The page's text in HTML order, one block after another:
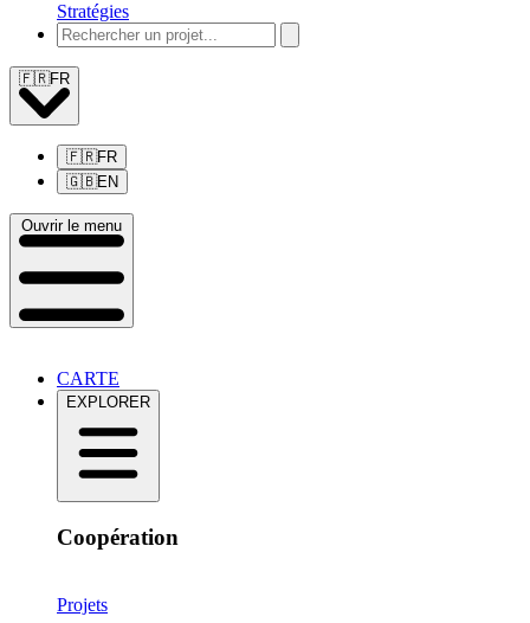
Stratégies
🇫🇷FR
🇫🇷FR
🇬🇧EN
Ouvrir le menu
CARTE
EXPLORER
Coopération
Projets